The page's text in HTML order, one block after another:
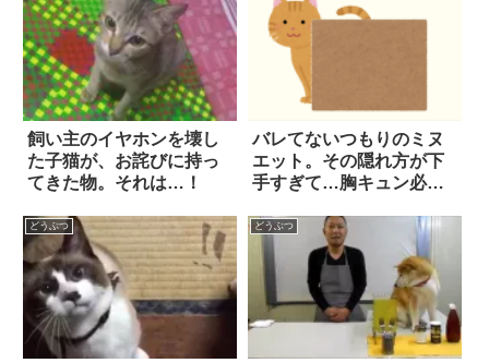
飼い主のイヤホンを壊し
た子猫が、お詫びに持っ
てきた物。それは…！
バレてないつもりのミヌ
エット。その隠れ方が下
手すぎて…胸キュン必
どうぶつ どうぶつ